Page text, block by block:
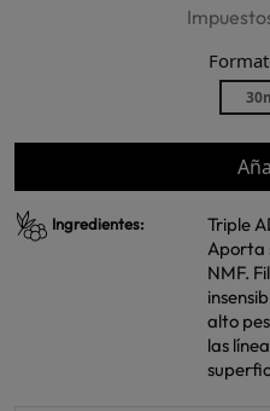
Ingredientes:
Triple
Aporta
NMF.
alto
las